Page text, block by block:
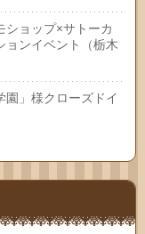
ョップ×サトーカ
ョンイベント（栃木
」様クローズドイ